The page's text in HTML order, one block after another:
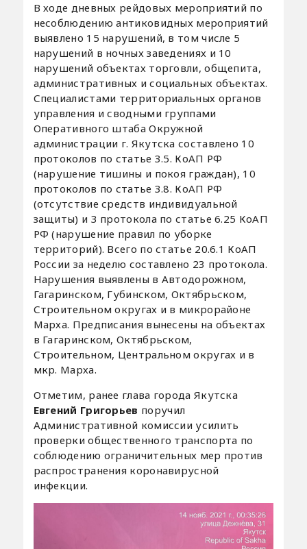
В ходе дневных рейдовых мероприятий по
несоблюдению антиковидных мероприятий
выявлено 15 нарушений, в том числе 5
нарушений в ночных заведениях и 10
нарушений объектах торговли, общепита,
административных и социальных объектах.
Специалистами территориальных органов
управления и сводными группами
Оперативного штаба Окружной
администрации г. Якутска составлено 10
протоколов по статье 3.5. КоАП РФ
(нарушение тишины и покоя граждан), 10
протоколов по статье 3.8. КоАП РФ
(отсутствие средств индивидуальной
защиты) и 3 протокола по статье 6.25 КоАП
РФ (нарушение правил по уборке
территорий). Всего по статье 20.6.1 КоАП
России за неделю составлено 23 протокола.
Нарушения выявлены в Автодорожном,
Гагаринском, Губинском, Октябрьском,
Строительном округах и в микрорайоне
Марха. Предписания вынесены на объектах
в Гагаринском, Октябрьском,
Строительном, Центральном округах и в
мкр. Марха.
Отметим, ранее глава города Якутска
Евгений Григорьев поручил
Административной комиссии усилить
проверки общественного транспорта по
соблюдению ограничительных мер против
распространения коронавирусной
инфекции.